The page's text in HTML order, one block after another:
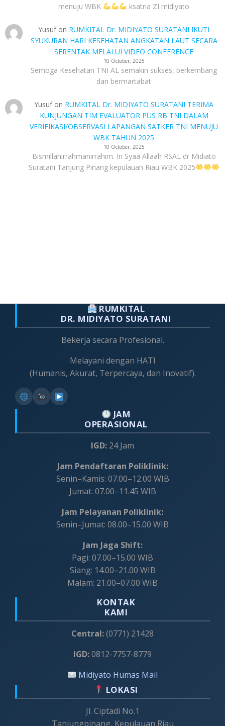
menuju WBK
ksatria ZI midiyato
Yusufon RUMKITAL Dr. MIDIYATO SURATANI IKUTI
SYUKURAN HARI KESEHATAN ANGKATAN LAUT SECARA
SERENTAK MELALUI VIDEO CONFERENCE
10 October, 2025
Semoga Kesehatan TNI AL semakin sukses, berkembang
dan bermartabat
Yusufon RUMKITAL Dr. MIDIYATO SURATANI TERIMA
KUNJUNGAN TIM EVALUATOR PUS RB TNI DALAM
VERIFIKASI/OBSERVASI LAPANGAN SATKER TNI MENUJU
WBK TAHUN 2025
10 October, 2025
Bismillahirrahmanirrahim. In Syaa Allaah RSAL dr Midiato
Suratani Tanjung Pinang kepulauan Riau WBK 2025
RUMKITAL
DR. MIDIYATO SURATANI
Bekerja secara Profesional.
Melayani dengan HATI
(Humanis, Akurat, Terpercaya, dan Inovatif).
JAM
OPERASIONAL
IGD: 24 Jam
Jam Pendaftaran Poliklinik:
Senin–Kamis: 07.00–12.00 WIB
Jumat: 07.00–11.45 WIB
Jam Pelayanan Poliklinik:
Senin–Jumat: 08.00–15.00 WIB
Jam Jaga Shift:
Pagi: 07.00–15.00 WIB
Siang: 14.00–21.00 WIB
Malam: 21.00–07.00 WIB
KONTAK
KAMI
Central:(0771) 21428
IGD:0812-7757-8779
Midiyato Humas Mail
LOKASI
Jl. Ciptadi No.1
Tanjungpinang, Kepulauan Riau